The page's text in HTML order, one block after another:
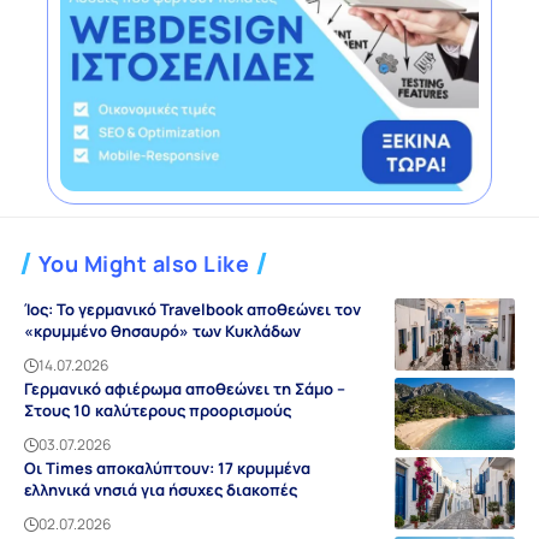
You Might also Like
Ίος: Το γερμανικό Travelbook αποθεώνει τον
«κρυμμένο θησαυρό» των Κυκλάδων
14.07.2026
Γερμανικό αφιέρωμα αποθεώνει τη Σάμο –
Στους 10 καλύτερους προορισμούς
03.07.2026
Οι Times αποκαλύπτουν: 17 κρυμμένα
ελληνικά νησιά για ήσυχες διακοπές
02.07.2026